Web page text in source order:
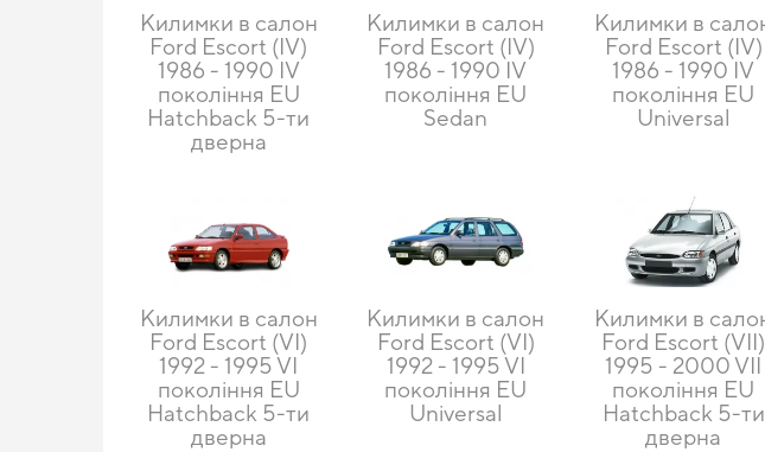
Килимки в салон
Ford Escort (IV)
1986 - 1990 IV
покоління EU
Hatchback 5-ти
дверна
Килимки в салон
Ford Escort (IV)
1986 - 1990 IV
покоління EU
Sedan
Килимки в
Ford Escort (IV)
1986 - 1990 IV
покоління EU
Universal
Килимки в салон
Ford Escort (VI)
1992 - 1995 VI
покоління EU
Hatchback 5-ти
дверна
Килимки в салон
Ford Escort (VI)
1992 - 1995 VI
покоління EU
Universal
Килимки в
Ford Escort (VII)
1995 - 2000 VII
покоління EU
Hatchback 5-ти
дверна